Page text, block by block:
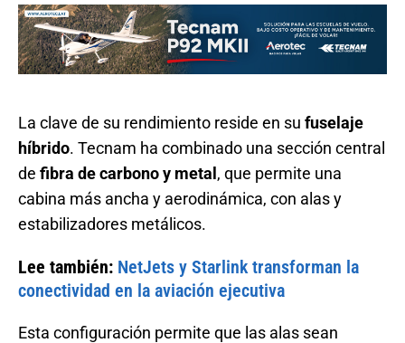
La clave de su rendimiento reside en su fuselaje
híbrido. Tecnam ha combinado una sección central
de fibra de carbono y metal , que permite una
cabina más ancha y aerodinámica, con alas y
estabilizadores metálicos.
Lee también: NetJets y Starlink transforman la
conectividad en la aviación ejecutiva
Esta configuración permite que las alas sean